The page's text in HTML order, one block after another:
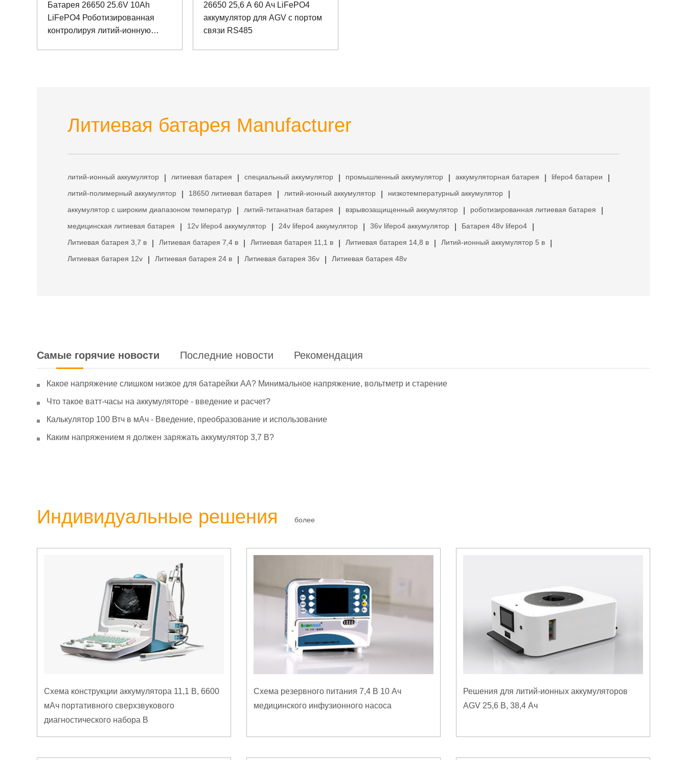
Батарея 26650 25.6V 10Ah
LiFePO4 Роботизированная
контролируя литий-ионную
26650 25,6 А 60 Ач LiFePO4
аккумулятор для AGV с портом
связи RS485
Литиевая батарея Manufacturer
литий-ионный аккумулятор литиевая батарея специальный аккумулятор промышленный аккумулятор аккумуляторная батарея lifepo4 батареи
литий-полимерный аккумулятор 18650 литиевая батарея литий-ионный аккумулятор низкотемпературный аккумулятор
аккумулятор с широким диапазоном температур литий-титанатная батарея взрывозащищенный аккумулятор роботизированная литиевая батарея
медицинская литиевая батарея 12v lifepo4 аккумулятор 24v lifepo4 аккумулятор 36v lifepo4 аккумулятор Батарея 48v lifepo4
Литиевая батарея 3,7 в Литиевая батарея 7,4 в Литиевая батарея 11,1 в Литиевая батарея 14,8 в Литий-ионный аккумулятор 5 в
Литиевая батарея 12v Литиевая батарея 24 в Литиевая батарея 36v Литиевая батарея 48v
Самые горячие новости Последние новости Рекомендация
Какое напряжение слишком низкое для батарейки АА? Минимальное напряжение, вольтметр и старение
Что такое ватт-часы на аккумуляторе - введение и расчет?
Калькулятор 100 Втч в мАч - Введение, преобразование и использование
Каким напряжением я должен заряжать аккумулятор 3,7 В?
Индивидуальные решения более
Схема конструкции аккумулятора 11,1 В, 6600
мАч портативного сверхзвукового
диагностического набора B
Схема резервного питания 7,4 В 10 Ач
медицинского инфузионного насоса
Решения для литий-ионных аккумуляторов
AGV 25,6 В, 38,4 Ач